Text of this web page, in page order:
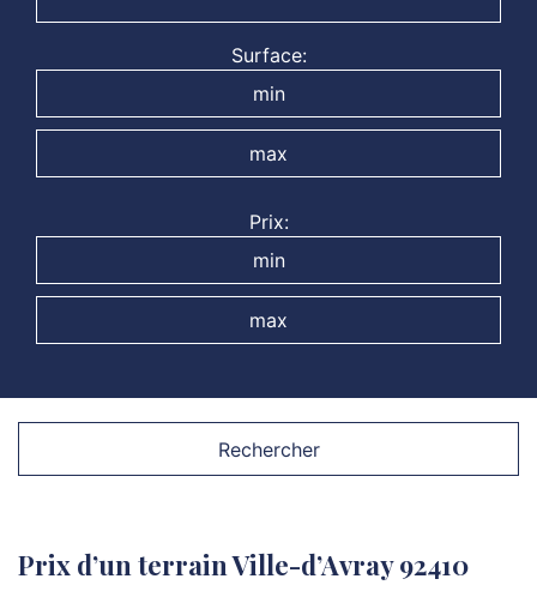
Surface:
Prix:
Rechercher
Prix d’un terrain Ville-d’Avray 92410